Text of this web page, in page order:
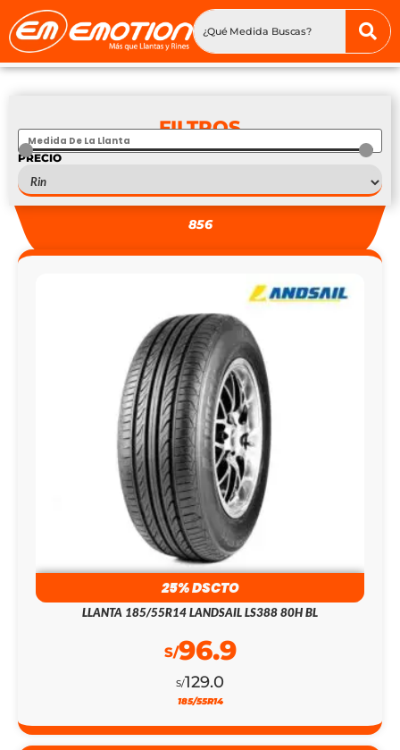
FILTROS
PRECIO
856
25% DSCTO
LLANTA 185/55R14 LANDSAIL LS388 80H BL
S/129.0
S/96.9
185/55R14